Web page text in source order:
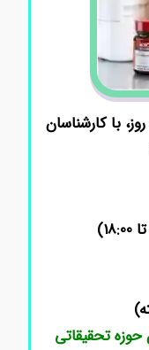
با کارشناسان
تحقیقاتی